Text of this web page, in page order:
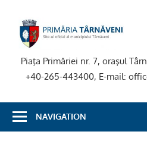
content
Piaţa Primăriei nr. 7, oraşul
+40-265-443400, E-mail:
NAVIGATION